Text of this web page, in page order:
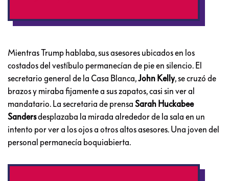
Mientras Trump hablaba, sus asesores ubicados en los
costados del vestíbulo permanecían de pie en silencio. El
secretario general de la Casa Blanca,John Kelly, se cruzó de
brazos y miraba fijamente a sus zapatos, casi sin ver al
mandatario. La secretaria de prensa Sarah Huckabee
Sandersdesplazaba la mirada alrededor de la sala en un
intento por ver a los ojos a otros altos asesores. Una joven del
personal permanecía boquiabierta.